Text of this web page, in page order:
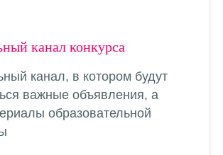
канал конкурса
канал, в котором будут
важные объявления, а
образовательной